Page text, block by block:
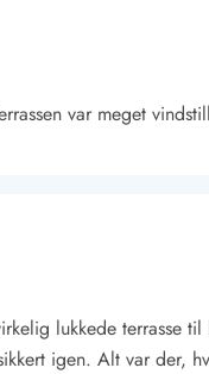
var meget
lukkede terrasse til
igen. Alt var der,